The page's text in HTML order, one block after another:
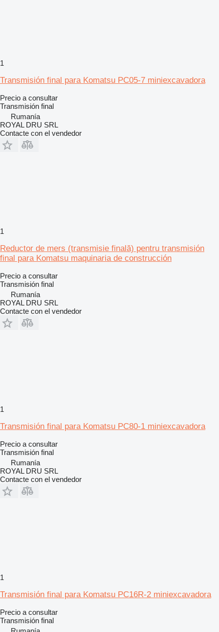
1
Transmisión final para Komatsu PC05-7 miniexcavadora
Precio a consultar
Transmisión final
Rumanía
ROYAL DRU SRL
Contacte con el vendedor
1
Reductor de mers (transmisie finală) pentru transmisión
final para Komatsu maquinaria de construcción
Precio a consultar
Transmisión final
Rumanía
ROYAL DRU SRL
Contacte con el vendedor
1
Transmisión final para Komatsu PC80-1 miniexcavadora
Precio a consultar
Transmisión final
Rumanía
ROYAL DRU SRL
Contacte con el vendedor
1
Transmisión final para Komatsu PC16R-2 miniexcavadora
Precio a consultar
Transmisión final